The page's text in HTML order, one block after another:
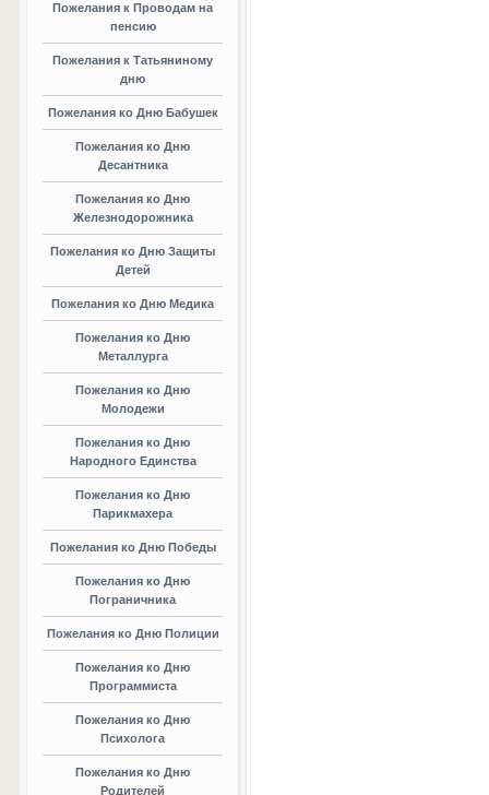
Пожелания к Проводам на
пенсию
Пожелания к Татьяниному
дню
Пожелания ко Дню Бабушек
Пожелания ко Дню
Десантника
Пожелания ко Дню
Железнодорожника
Пожелания ко Дню Защиты
Детей
Пожелания ко Дню Медика
Пожелания ко Дню
Металлурга
Пожелания ко Дню
Молодежи
Пожелания ко Дню
Народного Единства
Пожелания ко Дню
Парикмахера
Пожелания ко Дню Победы
Пожелания ко Дню
Пограничника
Пожелания ко Дню Полиции
Пожелания ко Дню
Программиста
Пожелания ко Дню
Психолога
Пожелания ко Дню
Родителей